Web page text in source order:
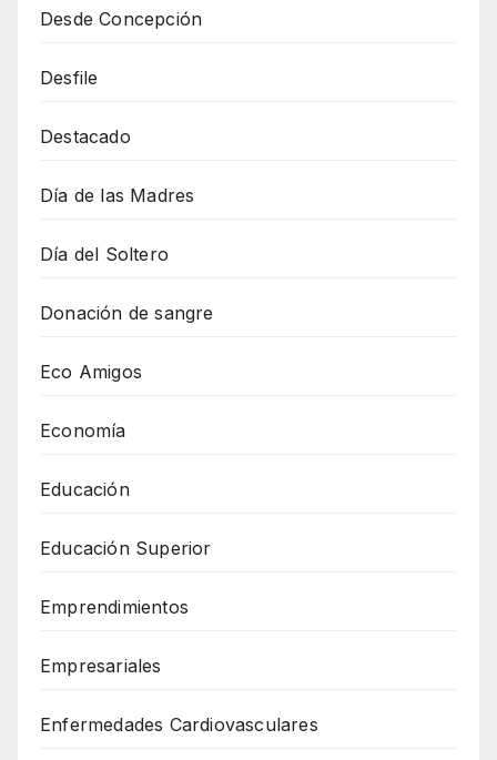
Desde Concepción
Desfile
Destacado
Día de las Madres
Día del Soltero
Donación de sangre
Eco Amigos
Economía
Educación
Educación Superior
Emprendimientos
Empresariales
Enfermedades Cardiovasculares